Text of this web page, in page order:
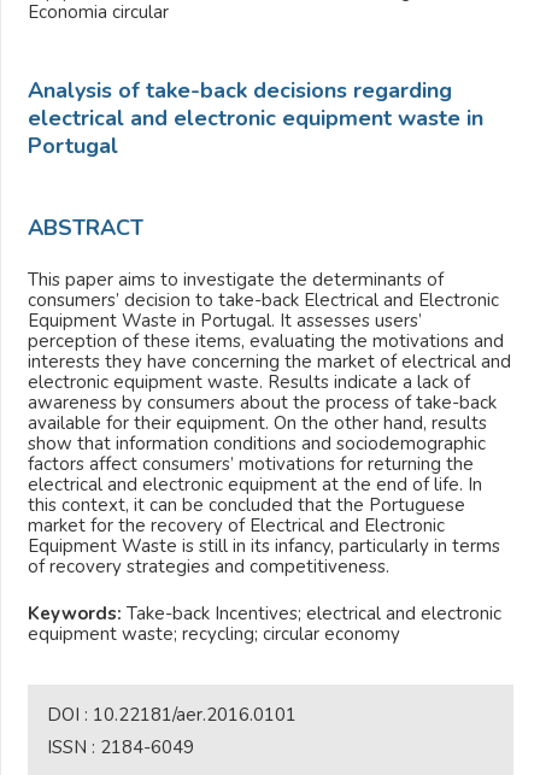
Economia circular
Analysis of take-back decisions regarding
electrical and electronic equipment waste in
Portugal
ABSTRACT
This paper aims to investigate the determinants of
consumers’ decision to take-back Electrical and Electronic
Equipment Waste in Portugal. It assesses users’
perception of these items, evaluating the motivations and
interests they have concerning the market of electrical and
electronic equipment waste. Results indicate a lack of
awareness by consumers about the process of take-back
available for their equipment. On the other hand, results
show that information conditions and sociodemographic
factors affect consumers’ motivations for returning the
electrical and electronic equipment at the end of life. In
this context, it can be concluded that the Portuguese
market for the recovery of Electrical and Electronic
Equipment Waste is still in its infancy, particularly in terms
of recovery strategies and competitiveness.
Keywords: Take-back Incentives; electrical and electronic
equipment waste; recycling; circular economy
DOI : 10.22181/aer.2016.0101
ISSN : 2184-6049